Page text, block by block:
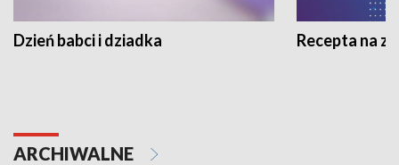
Dzień babci i dziadka Recepta na
ARCHIWALNE